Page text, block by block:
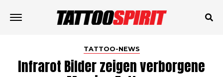
TATTOO-NEWS
Infrarot Bilder zeigen verborgene